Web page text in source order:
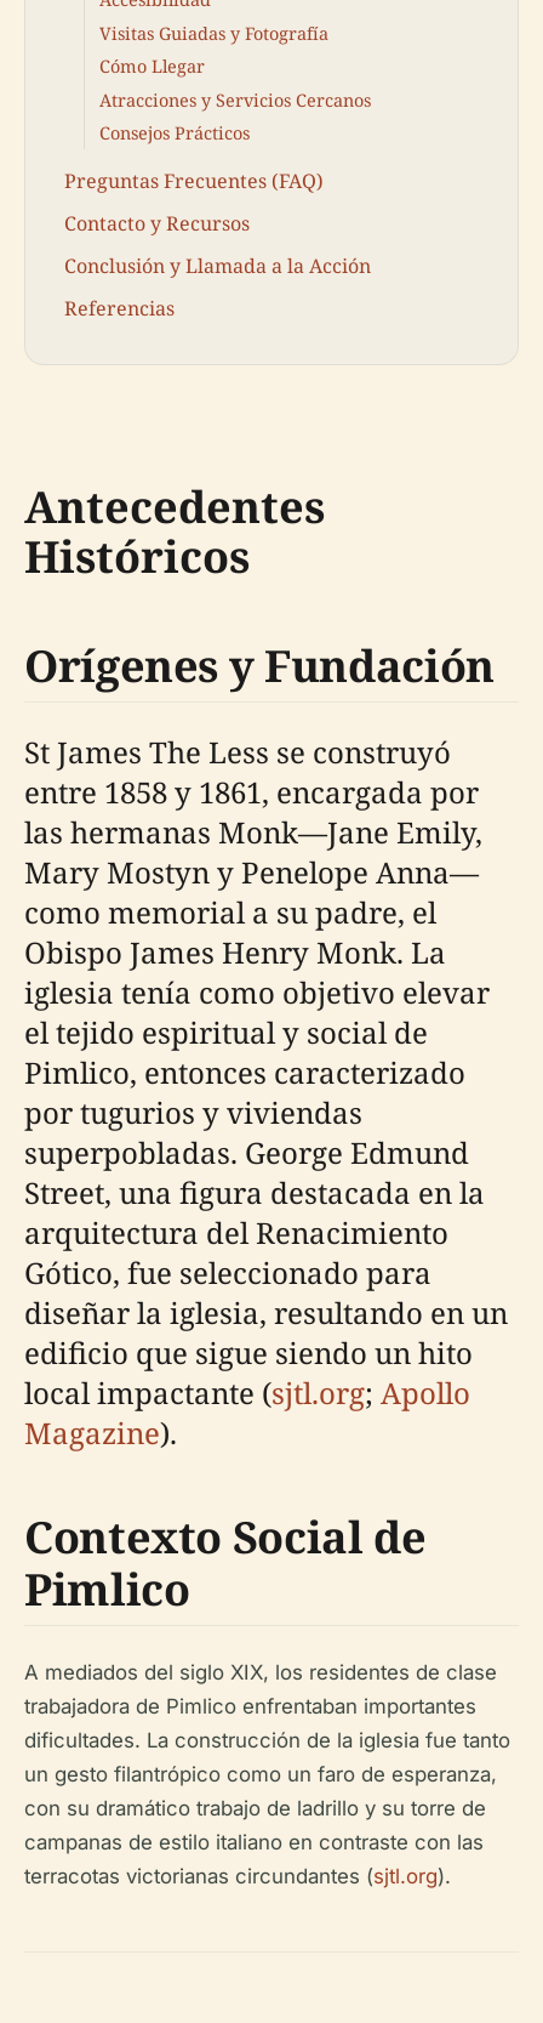
Visitas Guiadas y Fotografía
Cómo Llegar
Atracciones y Servicios Cercanos
Consejos Prácticos
Preguntas Frecuentes (FAQ)
Contacto y Recursos
Conclusión y Llamada a la Acción
Referencias
Antecedentes
Históricos
Orígenes y Fundación
St James The Less se construyó
entre 1858 y 1861, encargada por
las hermanas Monk—Jane Emily,
Mary Mostyn y Penelope Anna—
como memorial a su padre, el
Obispo James Henry Monk. La
iglesia tenía como objetivo elevar
el tejido espiritual y social de
Pimlico, entonces caracterizado
por tugurios y viviendas
superpobladas. George Edmund
Street, una figura destacada en la
arquitectura del Renacimiento
Gótico, fue seleccionado para
diseñar la iglesia, resultando en un
edificio que sigue siendo un hito
local impactante (sjtl.org; Apollo
Magazine).
Contexto Social de
Pimlico
A mediados del siglo XIX, los residentes de clase
trabajadora de Pimlico enfrentaban importantes
dificultades. La construcción de la iglesia fue tanto
un gesto filantrópico como un faro de esperanza,
con su dramático trabajo de ladrillo y su torre de
campanas de estilo italiano en contraste con las
terracotas victorianas circundantes (sjtl.org).